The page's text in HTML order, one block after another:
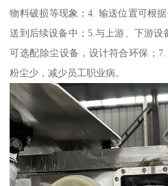
物料破损等现象；4. 输送位置可根
送到后续设备中；5.与上游、下游设
可选配除尘设备，设计符合环保；
粉尘少，减少员工职业病。